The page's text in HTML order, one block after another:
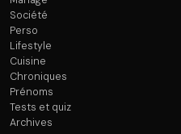
Société
Perso
Lifestyle
Cuisine
Chroniques
Prénoms
Tests et quiz
Archives